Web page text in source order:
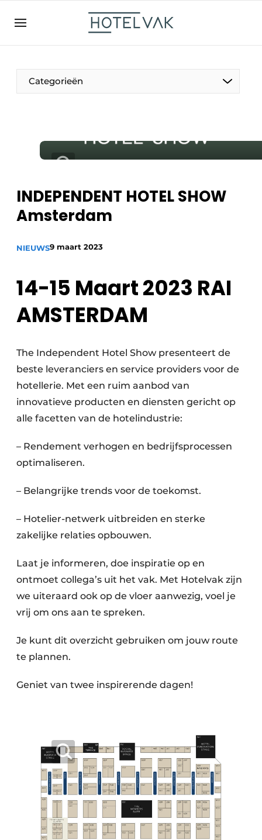
EN
NL
EN
FR
Categorieën
De Pen
Projecten
HR & Personeel
INDEPENDENT HOTEL SHOW
Amsterdam
NIEUWS9 maart 2023
14-15 Maart 2023 RAI
AMSTERDAM
The Independent Hotel Show presenteert de
beste leveranciers en service providers voor de
hotellerie. Met een ruim aanbod van
innovatieve producten en diensten gericht op
alle facetten van de hotelindustrie:
– Rendement verhogen en bedrijfsprocessen
optimaliseren.
– Belangrijke trends voor de toekomst.
– Hotelier-netwerk uitbreiden en sterke
zakelijke relaties opbouwen.
Laat je informeren, doe inspiratie op en
ontmoet collega’s uit het vak. Met Hotelvak zijn
we uiteraard ook op de vloer aanwezig, voel je
vrij om ons aan te spreken.
Je kunt dit overzicht gebruiken om jouw route
te plannen.
Geniet van twee inspirerende dagen!